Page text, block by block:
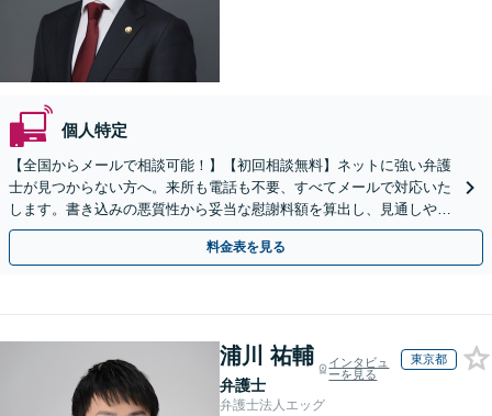
個人特定
【全国からメールで相談可能！】【初回相談無料】ネットに強い弁護
士が見つからない方へ。来所も電話も不要、すべてメールで対応いた
します。書き込みの悪質性から妥当な慰謝料額を算出し、見通しや費
用面のリスクも包み隠さずお伝えしサポートします。
料金表を見る
浦川 祐輔
弁護士
インタビュ
ーを見る
東京都
弁護士法人エッグ